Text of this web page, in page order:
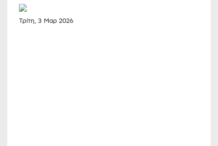
Τρίτη, 3 Μαρ 2026